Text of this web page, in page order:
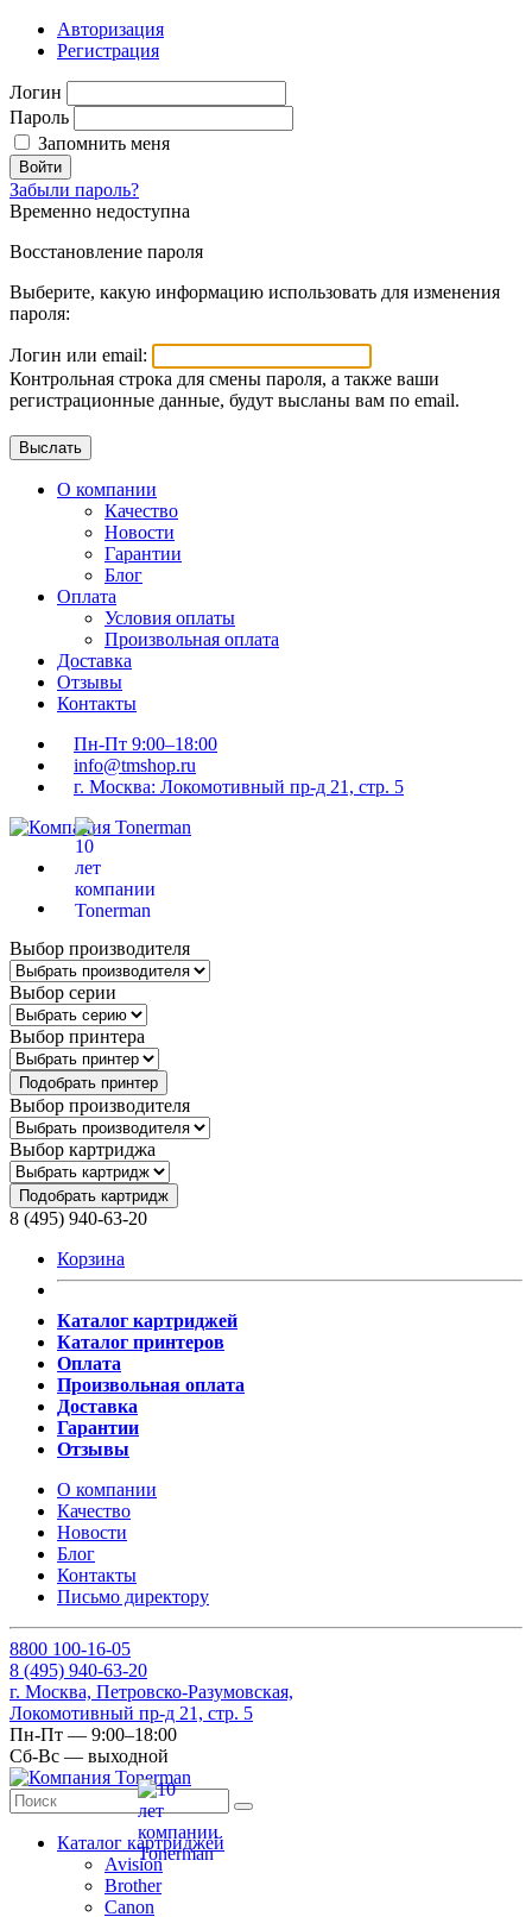
Авторизация
Регистрация
Логин
Пароль
Запомнить меня
Войти
Забыли пароль?
Временно недоступна
Восстановление пароля
Выберите, какую информацию использовать для изменения
пароля:
Логин или email:
Контрольная строка для смены пароля, а также ваши
регистрационные данные, будут высланы вам по email.
О компании
Качество
Новости
Гарантии
Блог
Оплата
Условия оплаты
Произвольная оплата
Доставка
Отзывы
Контакты
Пн-Пт 9:00–18:00
info@tmshop.ru
г. Москва: Локомотивный пр-д 21, стр. 5
Выбор производителя
Выбор серии
Выбор принтера
Подобрать принтер
Выбор производителя
Выбор картриджа
Подобрать картридж
8 (495) 940-63-20
Корзина
Каталог картриджей
Каталог принтеров
Оплата
Произвольная оплата
Доставка
Гарантии
Отзывы
О компании
Качество
Новости
Блог
Контакты
Письмо директору
8800 100-16-05
8 (495) 940-63-20
г. Москва, Петровско-Разумовская,
Локомотивный пр-д 21, стр. 5
Пн-Пт — 9:00–18:00
Сб-Вс — выходной
Каталог картриджей
Avision
Brother
Canon